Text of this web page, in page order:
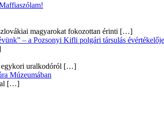
magyarokat fokozottan érinti […]
– a Pozsonyi Kifli polgári társulás évértékelője
uralkodóról […]
Múzeumában
[…]